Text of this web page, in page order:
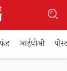
आईपीओ